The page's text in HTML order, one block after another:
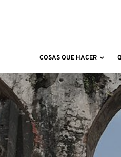
COSAS QUE HACER